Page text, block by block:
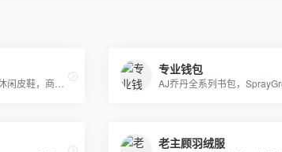
专业钱包
老主顾羽绒服